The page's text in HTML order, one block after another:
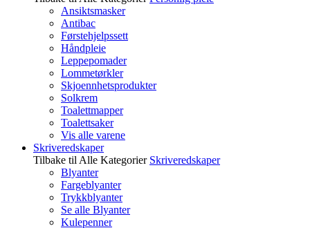
Ansiktsmasker
Antibac
Førstehjelpssett
Håndpleie
Leppepomader
Lommetørkler
Skjoennhetsprodukter
Solkrem
Toalettmapper
Toalettsaker
Vis alle varene
Skriveredskaper
Tilbake til Alle Kategorier Skriveredskaper
Blyanter
Fargeblyanter
Trykkblyanter
Se alle Blyanter
Kulepenner